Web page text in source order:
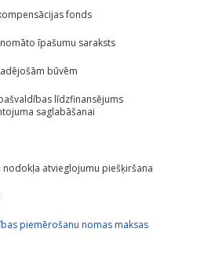
fonds
īpašumu saraksts
būvēm
līdzfinansējums
saglabāšanai
nodokļa atvieglojumu piešķiršana
piemērošanu nomas maksas